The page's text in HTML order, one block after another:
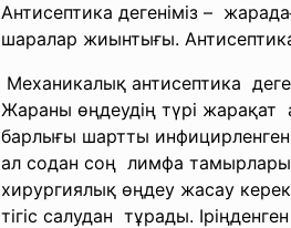
Антисептика дегеніміз –
шаралар жиынтығы.
Механикалық антисептика
Жараны өңдеудің түрі
барлығы шартты
ал содан соң лимфа тамырлары
хирургиялық өңдеу жасау
тігіс салудан тұрады.